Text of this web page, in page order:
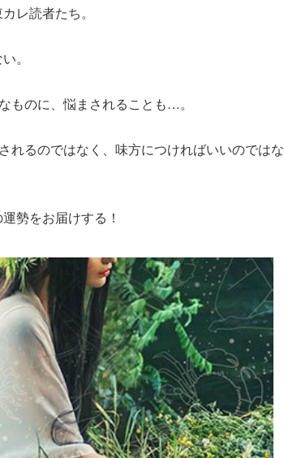
レ読者たち。
。
ものに、悩まされることも…。
れるのではなく、味方につければいいのではな
勢をお届けする！